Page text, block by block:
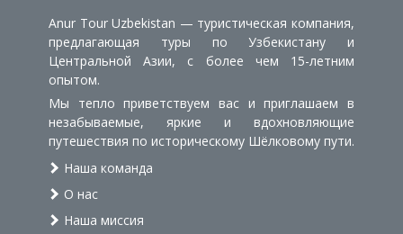
Anur Tour Uzbekistan — туристическая компания,
предлагающая туры по Узбекистану и
Центральной Азии, с более чем 15-летним
опытом.
Мы тепло приветствуем вас и приглашаем в
незабываемые, яркие и вдохновляющие
путешествия по историческому Шёлковому пути.
Наша команда
О нас
Наша миссия